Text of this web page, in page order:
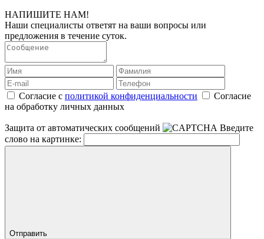
НАПИШИТЕ НАМ!
Наши специалисты ответят на ваши вопросы или
предложения в течение суток.
Согласие с политикой конфиденциальности
Согласие
на обработку личных данных
Защита от автоматических сообщений
Введите
слово на картинке:
Отправить